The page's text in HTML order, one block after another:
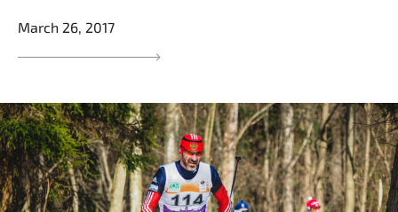
March 26, 2017